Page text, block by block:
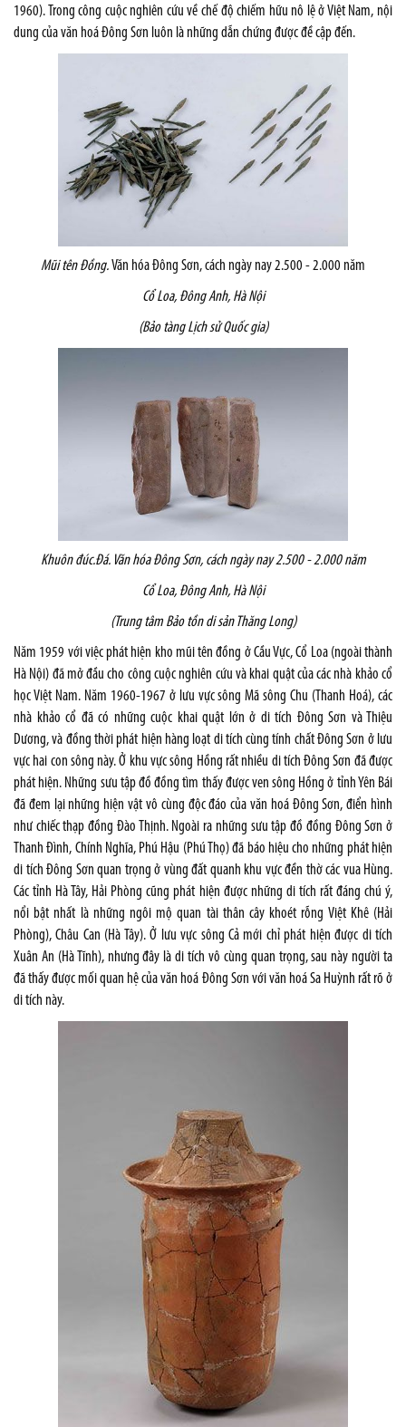
1960). Trong công cuộc nghiên cứu về chế độ chiếm hữu nô lệ ở Việt Nam, nội
dung của văn hoá Đông Sơn luôn là những dẫn chứng được đề cập đến.
Mũi tên Đồng.Văn hóa Đông Sơn, cách ngày nay 2.500 - 2.000 năm
Cổ Loa, Đông Anh, Hà Nội
(Bảo tàng Lịch sử Quốc gia)
Khuôn đúc.Đá. Văn hóa Đông Sơn, cách ngày nay 2.500 - 2.000 năm
Cổ Loa, Đông Anh, Hà Nội
(Trung tâm Bảo tồn di sản Thăng Long)
Năm 1959 với việc phát hiện kho mũi tên đồng ở Cầu Vực, Cổ Loa (ngoài thành
Hà Nội) đã mở đầu cho công cuộc nghiên cứu và khai quật của các nhà khảo cổ
học Việt Nam. Năm 1960-1967 ở lưu vực sông Mã sông Chu (Thanh Hoá), các
nhà khảo cổ đã có những cuộc khai quật lớn ở di tích Đông Sơn và Thiệu
Dương, và đồng thời phát hiện hàng loạt di tích cùng tính chất Đông Sơn ở lưu
vực hai con sông này. Ở khu vực sông Hồng rất nhiều di tích Đông Sơn đã được
phát hiện. Những sưu tập đồ đồng tìm thấy được ven sông Hồng ở tỉnh Yên Bái
đã đem lại những hiện vật vô cùng độc đáo của văn hoá Đông Sơn, điển hình
như chiếc thạp đồng Đào Thịnh. Ngoài ra những sưu tập đồ đồng Đông Sơn ở
Thanh Đình, Chính Nghĩa, Phú Hậu (Phú Thọ) đã báo hiệu cho những phát hiện
di tích Đông Sơn quan trọng ở vùng đất quanh khu vực đền thờ các vua Hùng.
Các tỉnh Hà Tây, Hải Phòng cũng phát hiện được những di tích rất đáng chú ý,
nổi bật nhất là những ngôi mộ quan tài thân cây khoét rỗng Việt Khê (Hải
Phòng), Châu Can (Hà Tây). Ở lưu vực sông Cả mới chỉ phát hiện được di tích
Xuân An (Hà Tĩnh), nhưng đây là di tích vô cùng quan trọng, sau này người ta
đã thấy được mối quan hệ của văn hoá Đông Sơn với văn hoá Sa Huỳnh rất rõ ở
di tích này.